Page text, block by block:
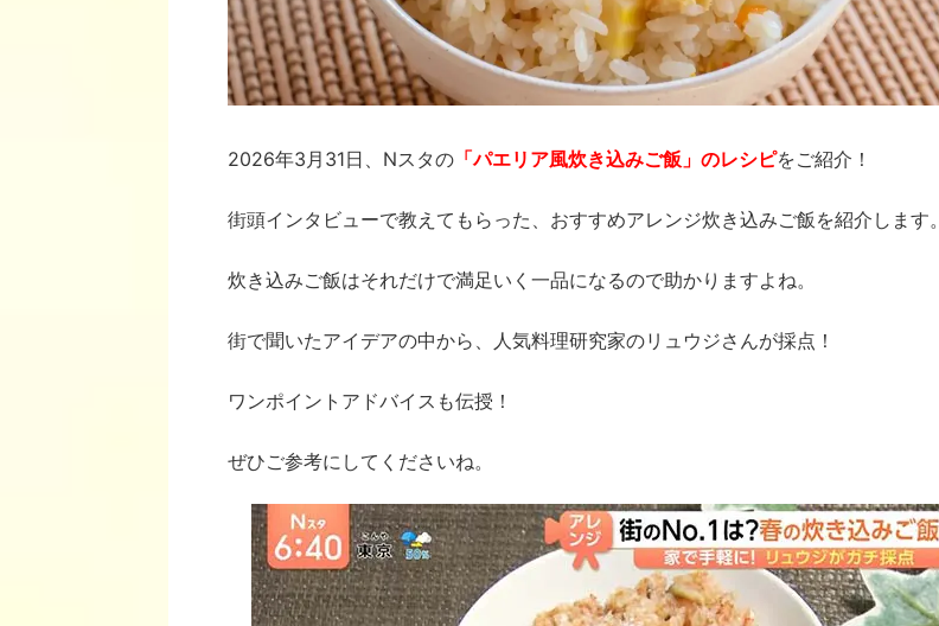
2026年3月31日、Nスタの 「パエリア風炊き込みご飯」のレシピをご紹介！
街頭インタビューで教えてもらった、おすすめアレンジ炊き込みご飯を紹介します。
炊き込みご飯はそれだけで満足いく一品になるので助かりますよね。
街で聞いたアイデアの中から、人気料理研究家のリュウジさんが採点！
ワンポイントアドバイスも伝授！
ぜひご参考にしてくださいね。